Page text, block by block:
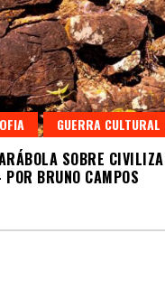
GUERRA CULTURAL
SOBRE
BRUNO CAMPOS